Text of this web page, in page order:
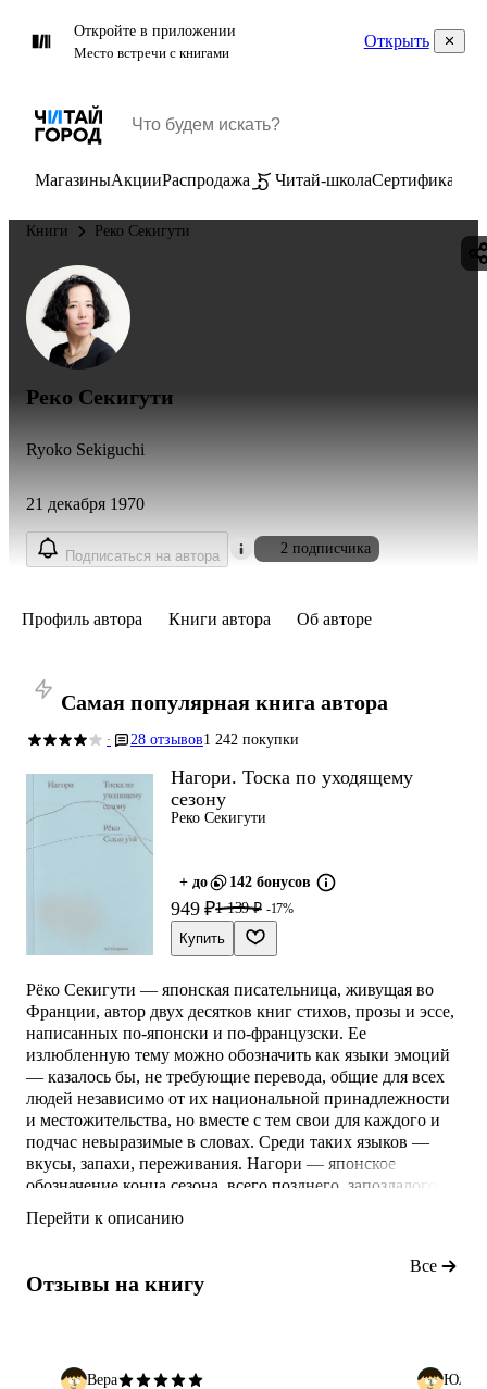
Откройте в приложении
Место встречи с книгами
Открыть
МагазиныАкцииРаспродажа Читай-школаСертификаты
Книги Реко Секигути
Реко Секигути
Ryoko Sekiguchi
21 декабря 1970
Подписаться на автора 2 подписчика
Профиль автора Книги автора Об авторе
Самая популярная книга автора
· 28 отзывов1 242 покупки
Нагори. Тоска по уходящему
сезону
Реко Секигути
+ до 142 бонусов
949 ₽1 139 ₽ -17%
Купить
Рёко Секигути — японская писательница, живущая во
Франции, автор двух десятков книг стихов, прозы и эссе,
написанных по-японски и по-французски. Ее
излюбленную тему можно обозначить как языки эмоций
— казалось бы, не требующие перевода, общие для всех
людей независимо от их национальной принадлежности
и местожительства, но вместе с тем свои для каждого и
подчас невыразимые в словах. Среди таких языков —
вкусы, запахи, переживания. Нагори — японское
обозначение конца сезона, всего позднего, запоздалого,
смутные контуры этого понятия, важного для японского
Перейти к описанию
Отзывы на книгу
Все
Вера Юлия